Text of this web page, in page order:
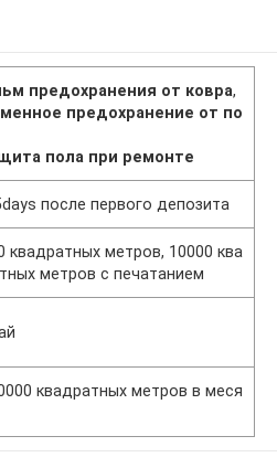
предохранения от ковра,
предохранение от по
пола при ремонте
после первого депозита
квадратных метров, 10000 ква
метров с печатанием
квадратных метров в меся